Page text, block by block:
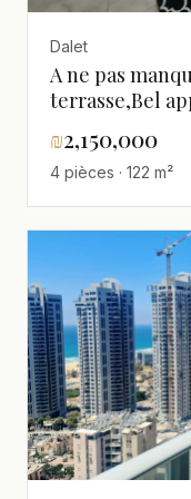
Dalet
A ne pas
terrasse,Bel
de la
₪2,150,000
4 pièces · 122 m²